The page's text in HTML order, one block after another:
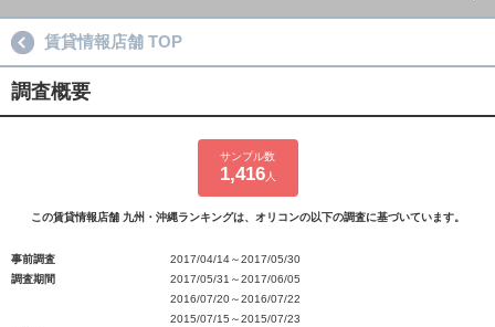
賃貸情報店舗 TOP
調査概要
サンプル数
1,416人
この賃貸情報店舗 九州・沖縄ランキングは、オリコンの以下の調査に基づいています。
事前調査
2017/04/14～2017/05/30
調査期間
2017/05/31～2017/06/05
2016/07/20～2016/07/22
2015/07/15～2015/07/23